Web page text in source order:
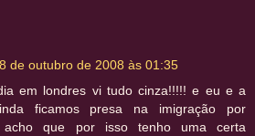
de outubro de 2008 às 01:35
em londres vi tudo cinza!!!!! e eu e a
ficamos presa na imigração por
acho que por isso tenho uma certa